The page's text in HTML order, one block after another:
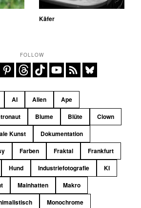
Käfer
FOLLOW
AI Alien
Ape
Blume Blüte
Clown
Kunst
Dokumentation
Farben Fraktal
Frankfurt
Hund Industriefotografie
KI
Mainhatten
Makro
Monochrome